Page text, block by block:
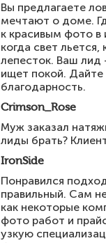
Вы предлагаете
мечтают о доме.
к красивым фото в
когда свет
лепесток. Ваш лид
ищет покой. Дайте
благодарность.
Crimson_Rose
Муж заказал
лиды брать?
IronSide
Понравился
правильный. Сам
как некоторые
фото работ и
узкую